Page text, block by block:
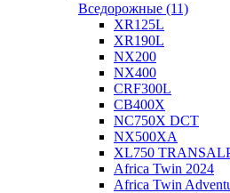
Вседорожные (11)
XR125L
XR190L
NX200
NX400
CRF300L
CB400X
NC750X DCT
NX500XA
XL750
Africa Twin 2024
Africa Twin